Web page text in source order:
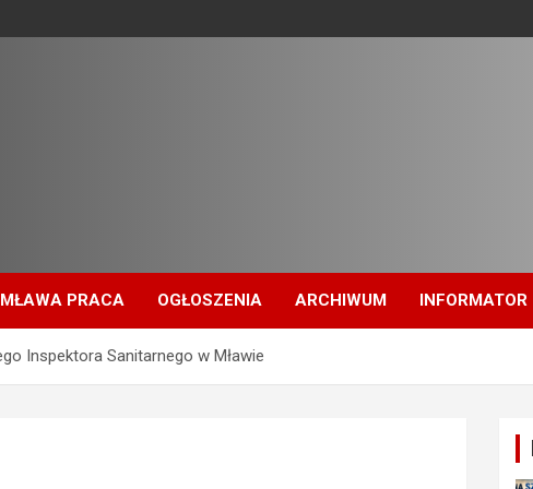
MŁAWA PRACA OGŁOSZENIA ARCHIWUM INFORMATOR
Inspektora Sanitarnego w Mławie